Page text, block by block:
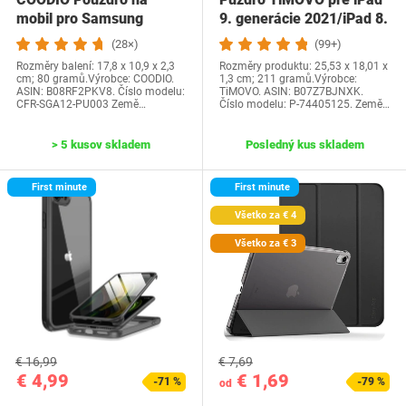
mobil pro Samsung
Galaxy A12 Pouzdro na…
(28×)
Rozměry balení: 17,8 x 10,9 x 2,3
cm; 80 gramů.Výrobce: COODIO.
ASIN: B08RF2PKV8. Číslo modelu:
CFR-SGA12-PU003 Země…
> 5 kusov skladem
9. generácie 2021/iPad 8.
generácie…
(99+)
Rozměry produktu: 25,53 x 18,01 x
1,3 cm; 211 gramů.Výrobce:
TiMOVO. ASIN: B07Z7BJNXK.
Číslo modelu: P-74405125. Země…
Posledný kus skladem
First minute
€ 4,99
€ 16,99
-71 %
First minute
Všetko za € 4
Všetko za € 3
od € 1,69
€ 7,69
-79 %